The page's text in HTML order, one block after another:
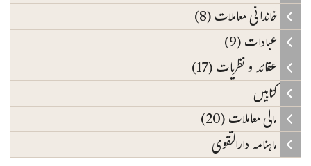
خاندانی معاملات (8)
عبادات (9)
عقائد و نظریات (17)
کتابیں
مالی معاملات (20)
ماہنامہ دارالتقوی